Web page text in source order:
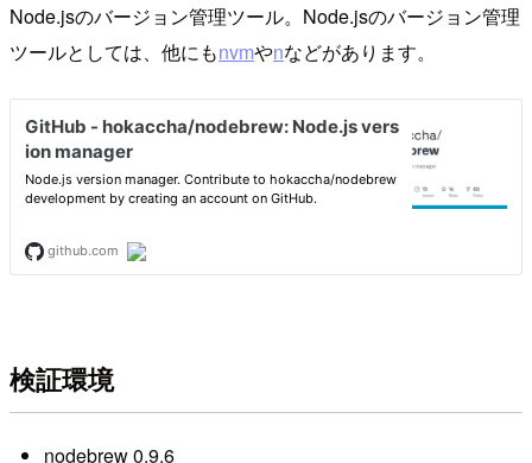
Node.jsのバージョン管理ツール。Node.jsのバージョン管理
ツールとしては、他にもnvmやnなどがあります。
検証環境
nodebrew 0.9.6